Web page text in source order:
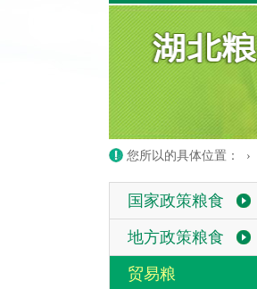
您所以的具体位置： ›
国家政策粮食
地方政策粮食
贸易粮